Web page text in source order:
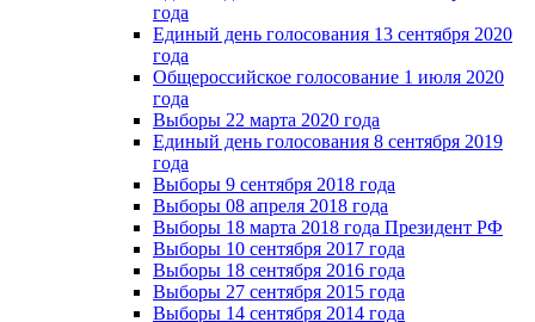
года
Единый день голосования 13 сентября 2020
года
Общероссийское голосование 1 июля 2020
года
Выборы 22 марта 2020 года
Единый день голосования 8 сентября 2019
года
Выборы 9 сентября 2018 года
Выборы 08 апреля 2018 года
Выборы 18 марта 2018 года Президент РФ
Выборы 10 сентября 2017 года
Выборы 18 сентября 2016 года
Выборы 27 сентября 2015 года
Выборы 14 сентября 2014 года